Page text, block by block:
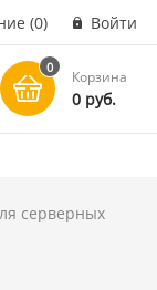
(0) Войти
0
Корзина
0 руб.
серверных